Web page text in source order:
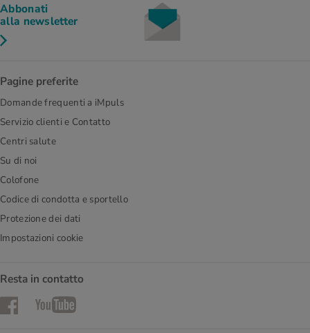
Abbonati
alla newsletter
Pagine preferite
Domande frequenti a iMpuls
Servizio clienti e Contatto
Centri salute
Su di noi
Colofone
Codice di condotta e sportello
Protezione dei dati
Impostazioni cookie
Resta in contatto
FacebookYouTube